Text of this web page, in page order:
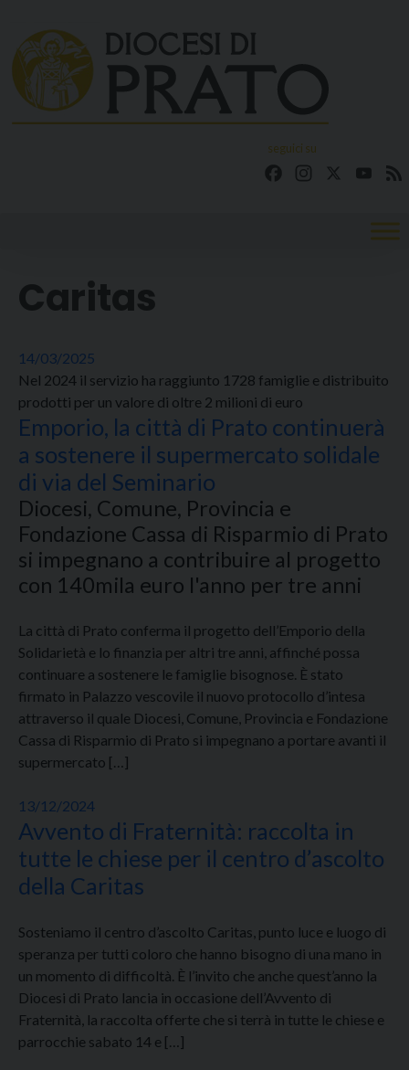
content
seguici su
FacebookInstagram
Caritas
14/03/2025
Nel 2024 il servizio ha raggiunto 1728 famiglie e distribuito
prodotti per un valore di oltre 2 milioni di euro
Emporio, la città di Prato continuerà
a sostenere il supermercato solidale
di via del Seminario
Diocesi, Comune, Provincia e
Fondazione Cassa di Risparmio di Prato
si impegnano a contribuire al progetto
con 140mila euro l'anno per tre anni
La città di Prato conferma il progetto dell’Emporio della
Solidarietà e lo finanzia per altri tre anni, affinché possa
continuare a sostenere le famiglie bisognose. È stato
firmato in Palazzo vescovile il nuovo protocollo d’intesa
attraverso il quale Diocesi, Comune, Provincia e Fondazione
Cassa di Risparmio di Prato si impegnano a portare avanti il
supermercato […]
13/12/2024
Avvento di Fraternità: raccolta in
tutte le chiese per il centro d’ascolto
della Caritas
Sosteniamo il centro d’ascolto Caritas, punto luce e luogo di
speranza per tutti coloro che hanno bisogno di una mano in
un momento di difficoltà. È l’invito che anche quest’anno la
Diocesi di Prato lancia in occasione dell’Avvento di
Fraternità, la raccolta offerte che si terrà in tutte le chiese e
parrocchie sabato 14 e […]